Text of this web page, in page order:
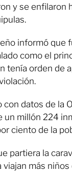
y se enfilaron
informó que
como el
tenía orden de
con datos de la
un millón 224
ciento de la
partiera la
viajan más